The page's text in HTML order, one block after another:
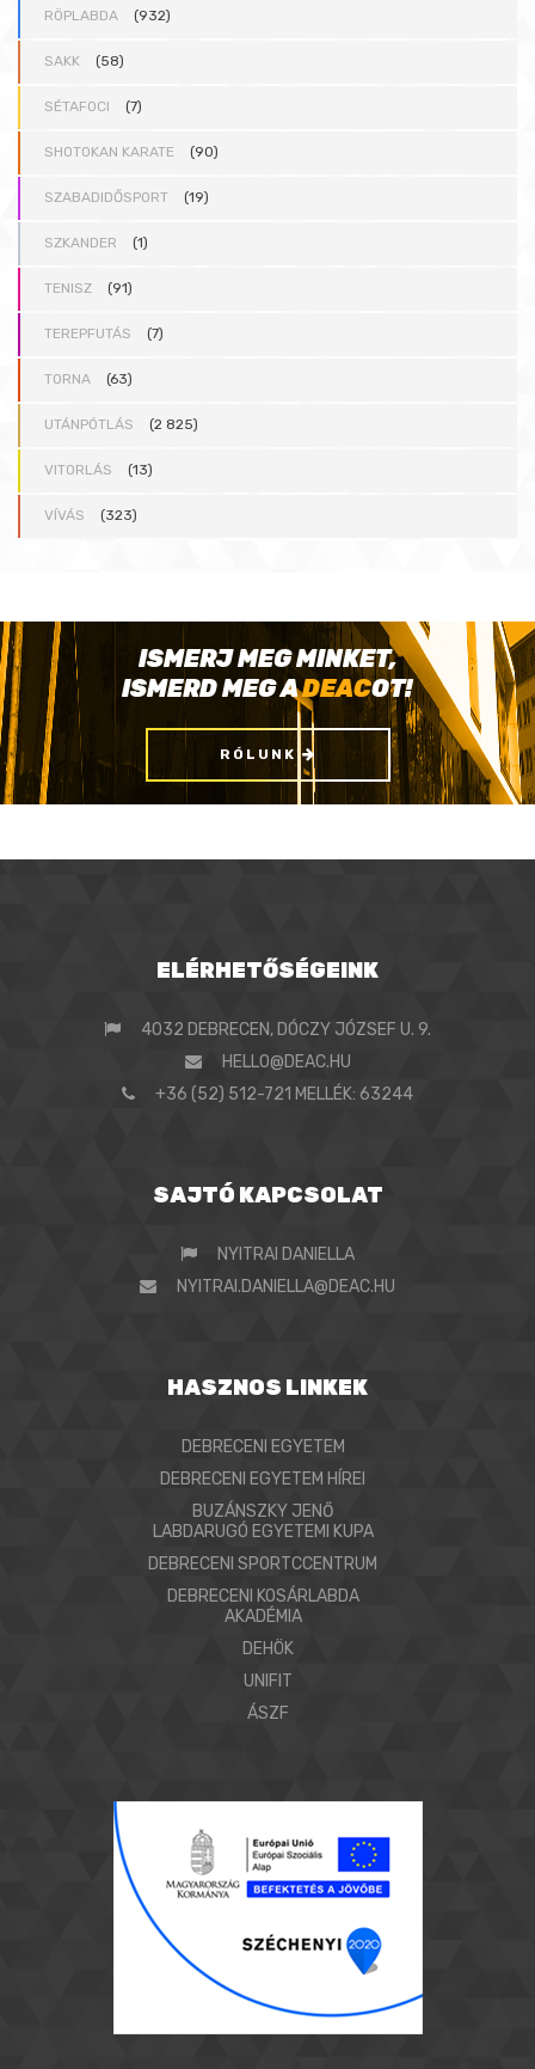
RÖPLABDA (932)
SAKK (58)
SÉTAFOCI (7)
SHOTOKAN KARATE (90)
SZABADIDŐSPORT (19)
SZKANDER (1)
TENISZ (91)
TEREPFUTÁS (7)
TORNA (63)
UTÁNPÓTLÁS (2 825)
VITORLÁS (13)
VÍVÁS (323)
ISMERJ MEG MINKET,
ISMERD MEG ADEACOT!
RÓLUNK
ELÉRHETŐSÉGEINK
4032 DEBRECEN, DÓCZY JÓZSEF U. 9.
HELLO@DEAC.HU
+36 (52) 512-721 MELLÉK: 63244
SAJTÓ KAPCSOLAT
NYITRAI DANIELLA
NYITRAI.DANIELLA@DEAC.HU
HASZNOS LINKEK
DEBRECENI EGYETEM
DEBRECENI EGYETEM HÍREI
BUZÁNSZKY JENŐ
LABDARUGÓ EGYETEMI KUPA
DEBRECENI SPORTCCENTRUM
DEBRECENI KOSÁRLABDA
AKADÉMIA
DEHÖK
UNIFIT
ÁSZF